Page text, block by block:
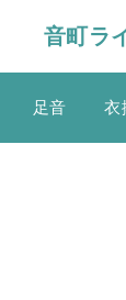
音町ラ
足音 衣